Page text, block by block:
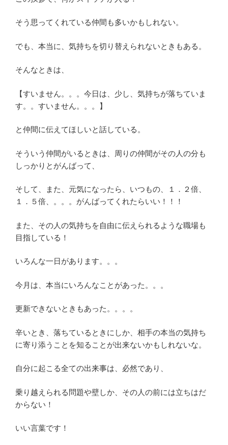
そう思ってくれている仲間も多いかもしれない。
でも、本当に、気持ちを切り替えられないときもある。
そんなときは、
【すいません。。。今日は、少し、気持ちが落ちていま
す。。すいません。。。】
と仲間に伝えてほしいと話している。
そういう仲間がいるときは、周りの仲間がその人の分も
しっかりとがんばって、
そして、また、元気になったら、いつもの、１．２倍、
１．５倍、。。。がんばってくれたらいい！！！
また、その人の気持ちを自由に伝えられるような職場も
目指している！
いろんな一日があります。。。
今月は、本当にいろんなことがあった。。。
更新できないときもあった。。。。
辛いとき、落ちているときにしか、相手の本当の気持ち
に寄り添うことを知ることが出来ないかもしれないな。
自分に起こる全ての出来事は、必然であり、
乗り越えられる問題や壁しか、その人の前には立ちはだ
からない！
いい言葉です！